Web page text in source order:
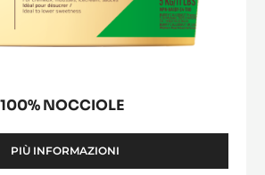
NOCCIOLE
PIÙ INFORMAZIONI
-